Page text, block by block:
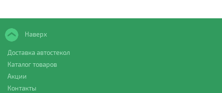
Наверх
Доставка автостекол
Каталог товаров
Акции
Контакты